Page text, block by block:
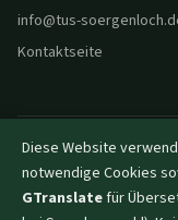
info@tus-
Kontaktseite
© 2026 TuS
Dunkel|
Diese Website
notwendige Cookies
GTranslatefür